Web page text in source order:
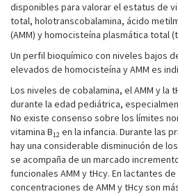
disponibles para valorar el estatus de
total, holotranscobalamina, ácido
(AMM) y homocisteína plasmática total
Un perfil bioquímico con niveles bajos
elevados de homocisteína y AMM es
Los niveles de cobalamina, el AMM y la
durante la edad pediátrica,
No existe consenso sobre los límites
vitamina B12 en la infancia. Durante las
hay una considerable disminución de
se acompaña de un marcado
funcionales AMM y tHcy. En lactantes
concentraciones de AMM y tHcy son